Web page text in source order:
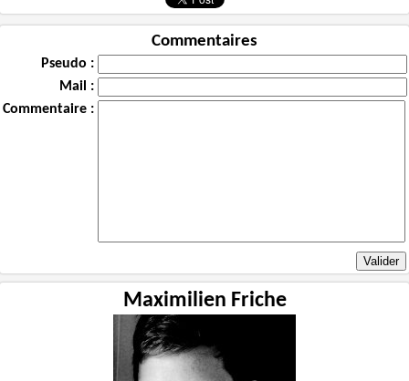
Commentaires
Pseudo :
Mail :
Commentaire :
Maximilien Friche